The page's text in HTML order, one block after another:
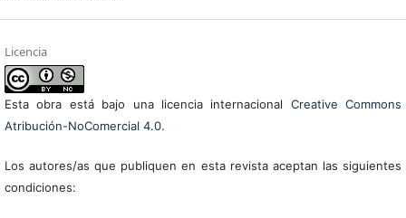
Licencia
Esta obra está bajo una licencia internacional Creative Commons
Atribución-NoComercial 4.0.
Los autores/as que publiquen en esta revista aceptan las siguientes
condiciones: